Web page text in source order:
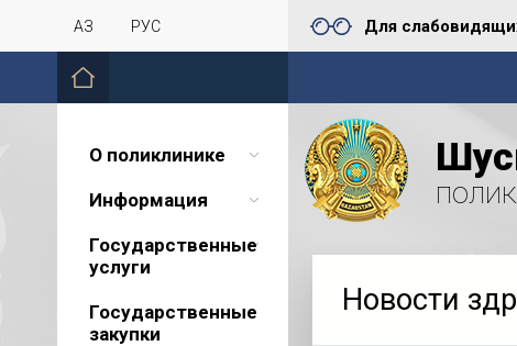
ҚАЗ РУС Для
О поликлинике
Информация
Государственные
услуги
Государственные
закупки
Новости